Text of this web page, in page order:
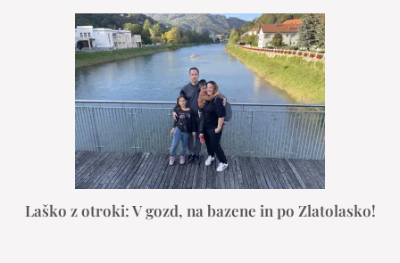
Laško z otroki: V gozd, na bazene in po Zlatolasko!